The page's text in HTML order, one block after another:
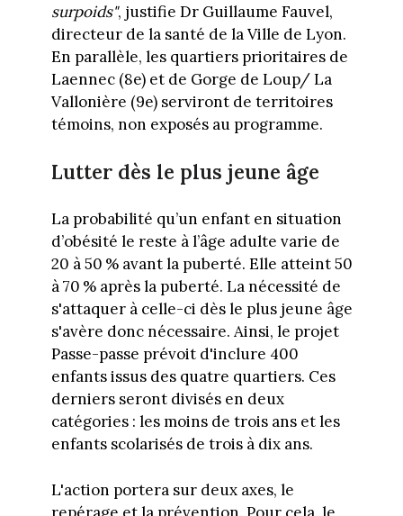
surpoids", justifie Dr Guillaume Fauvel,
directeur de la santé de la Ville de Lyon.
En parallèle, les quartiers prioritaires de
Laennec (8e) et de Gorge de Loup/ La
Vallonière (9e) serviront de territoires
témoins, non exposés au programme.
Lutter dès le plus jeune âge
La probabilité qu’un enfant en situation
d’obésité le reste à l’âge adulte varie de
20 à 50 % avant la puberté. Elle atteint 50
à 70 % après la puberté. La nécessité de
s'attaquer à celle-ci dès le plus jeune âge
s'avère donc nécessaire. Ainsi, le projet
Passe-passe prévoit d'inclure 400
enfants issus des quatre quartiers. Ces
derniers seront divisés en deux
catégories : les moins de trois ans et les
enfants scolarisés de trois à dix ans.
L'action portera sur deux axes, le